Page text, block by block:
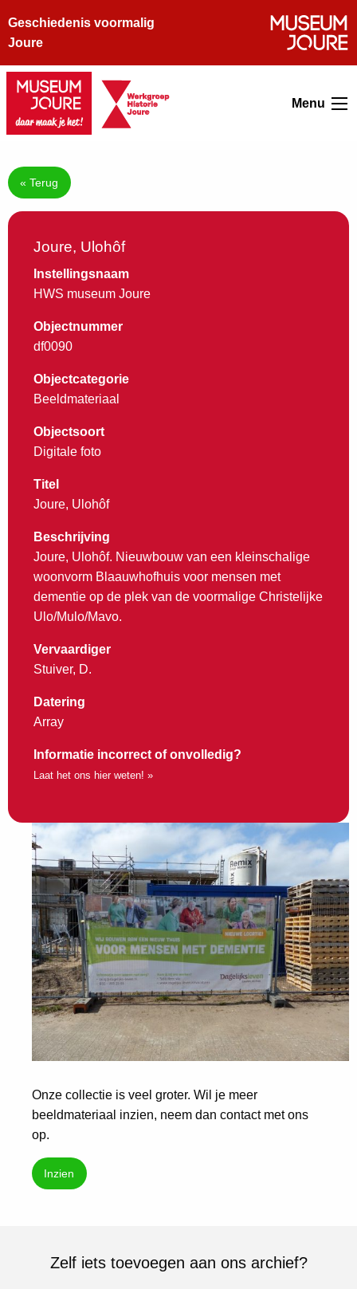
Geschiedenis voormalig
Joure
Menu
« Terug
Joure, Ulohôf
Instellingsnaam
HWS museum Joure
Objectnummer
df0090
Objectcategorie
Beeldmateriaal
Objectsoort
Digitale foto
Titel
Joure, Ulohôf
Beschrijving
Joure, Ulohôf. Nieuwbouw van een kleinschalige
woonvorm Blaauwhofhuis voor mensen met
dementie op de plek van de voormalige Christelijke
Ulo/Mulo/Mavo.
Vervaardiger
Stuiver, D.
Datering
Array
Informatie incorrect of onvolledig?
Laat het ons hier weten! »
Onze collectie is veel groter. Wil je meer
beeldmateriaal inzien, neem dan contact met ons
op.
Inzien
Zelf iets toevoegen aan ons archief?